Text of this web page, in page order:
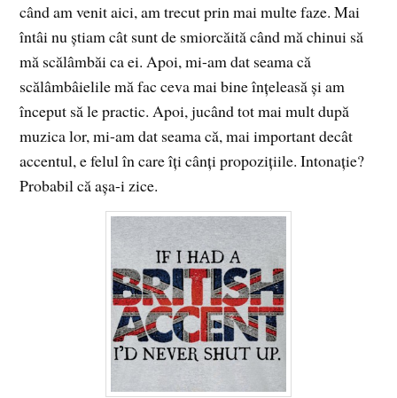
când am venit aici,am trecut prin mai multe faze. Mai
întâi nu ştiam cât sunt de smiorcăită când mă chinui să
mă scălâmbăi ca ei. Apoi, mi-am dat seama că
scălâmbâielile mă fac ceva mai bine înţeleasă şi am
început să le practic. Apoi, jucând tot mai mult după
muzica lor, mi-am dat seama că, mai important decât
accentul, e felul în care îţi cânţi propoziţiile. Intonaţie?
Probabil că aşa-i zice.